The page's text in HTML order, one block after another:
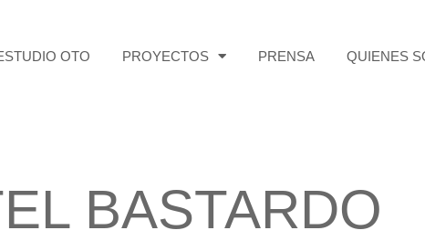
OTO PROYECTOS PRENSA QUIENES
BASTARDO